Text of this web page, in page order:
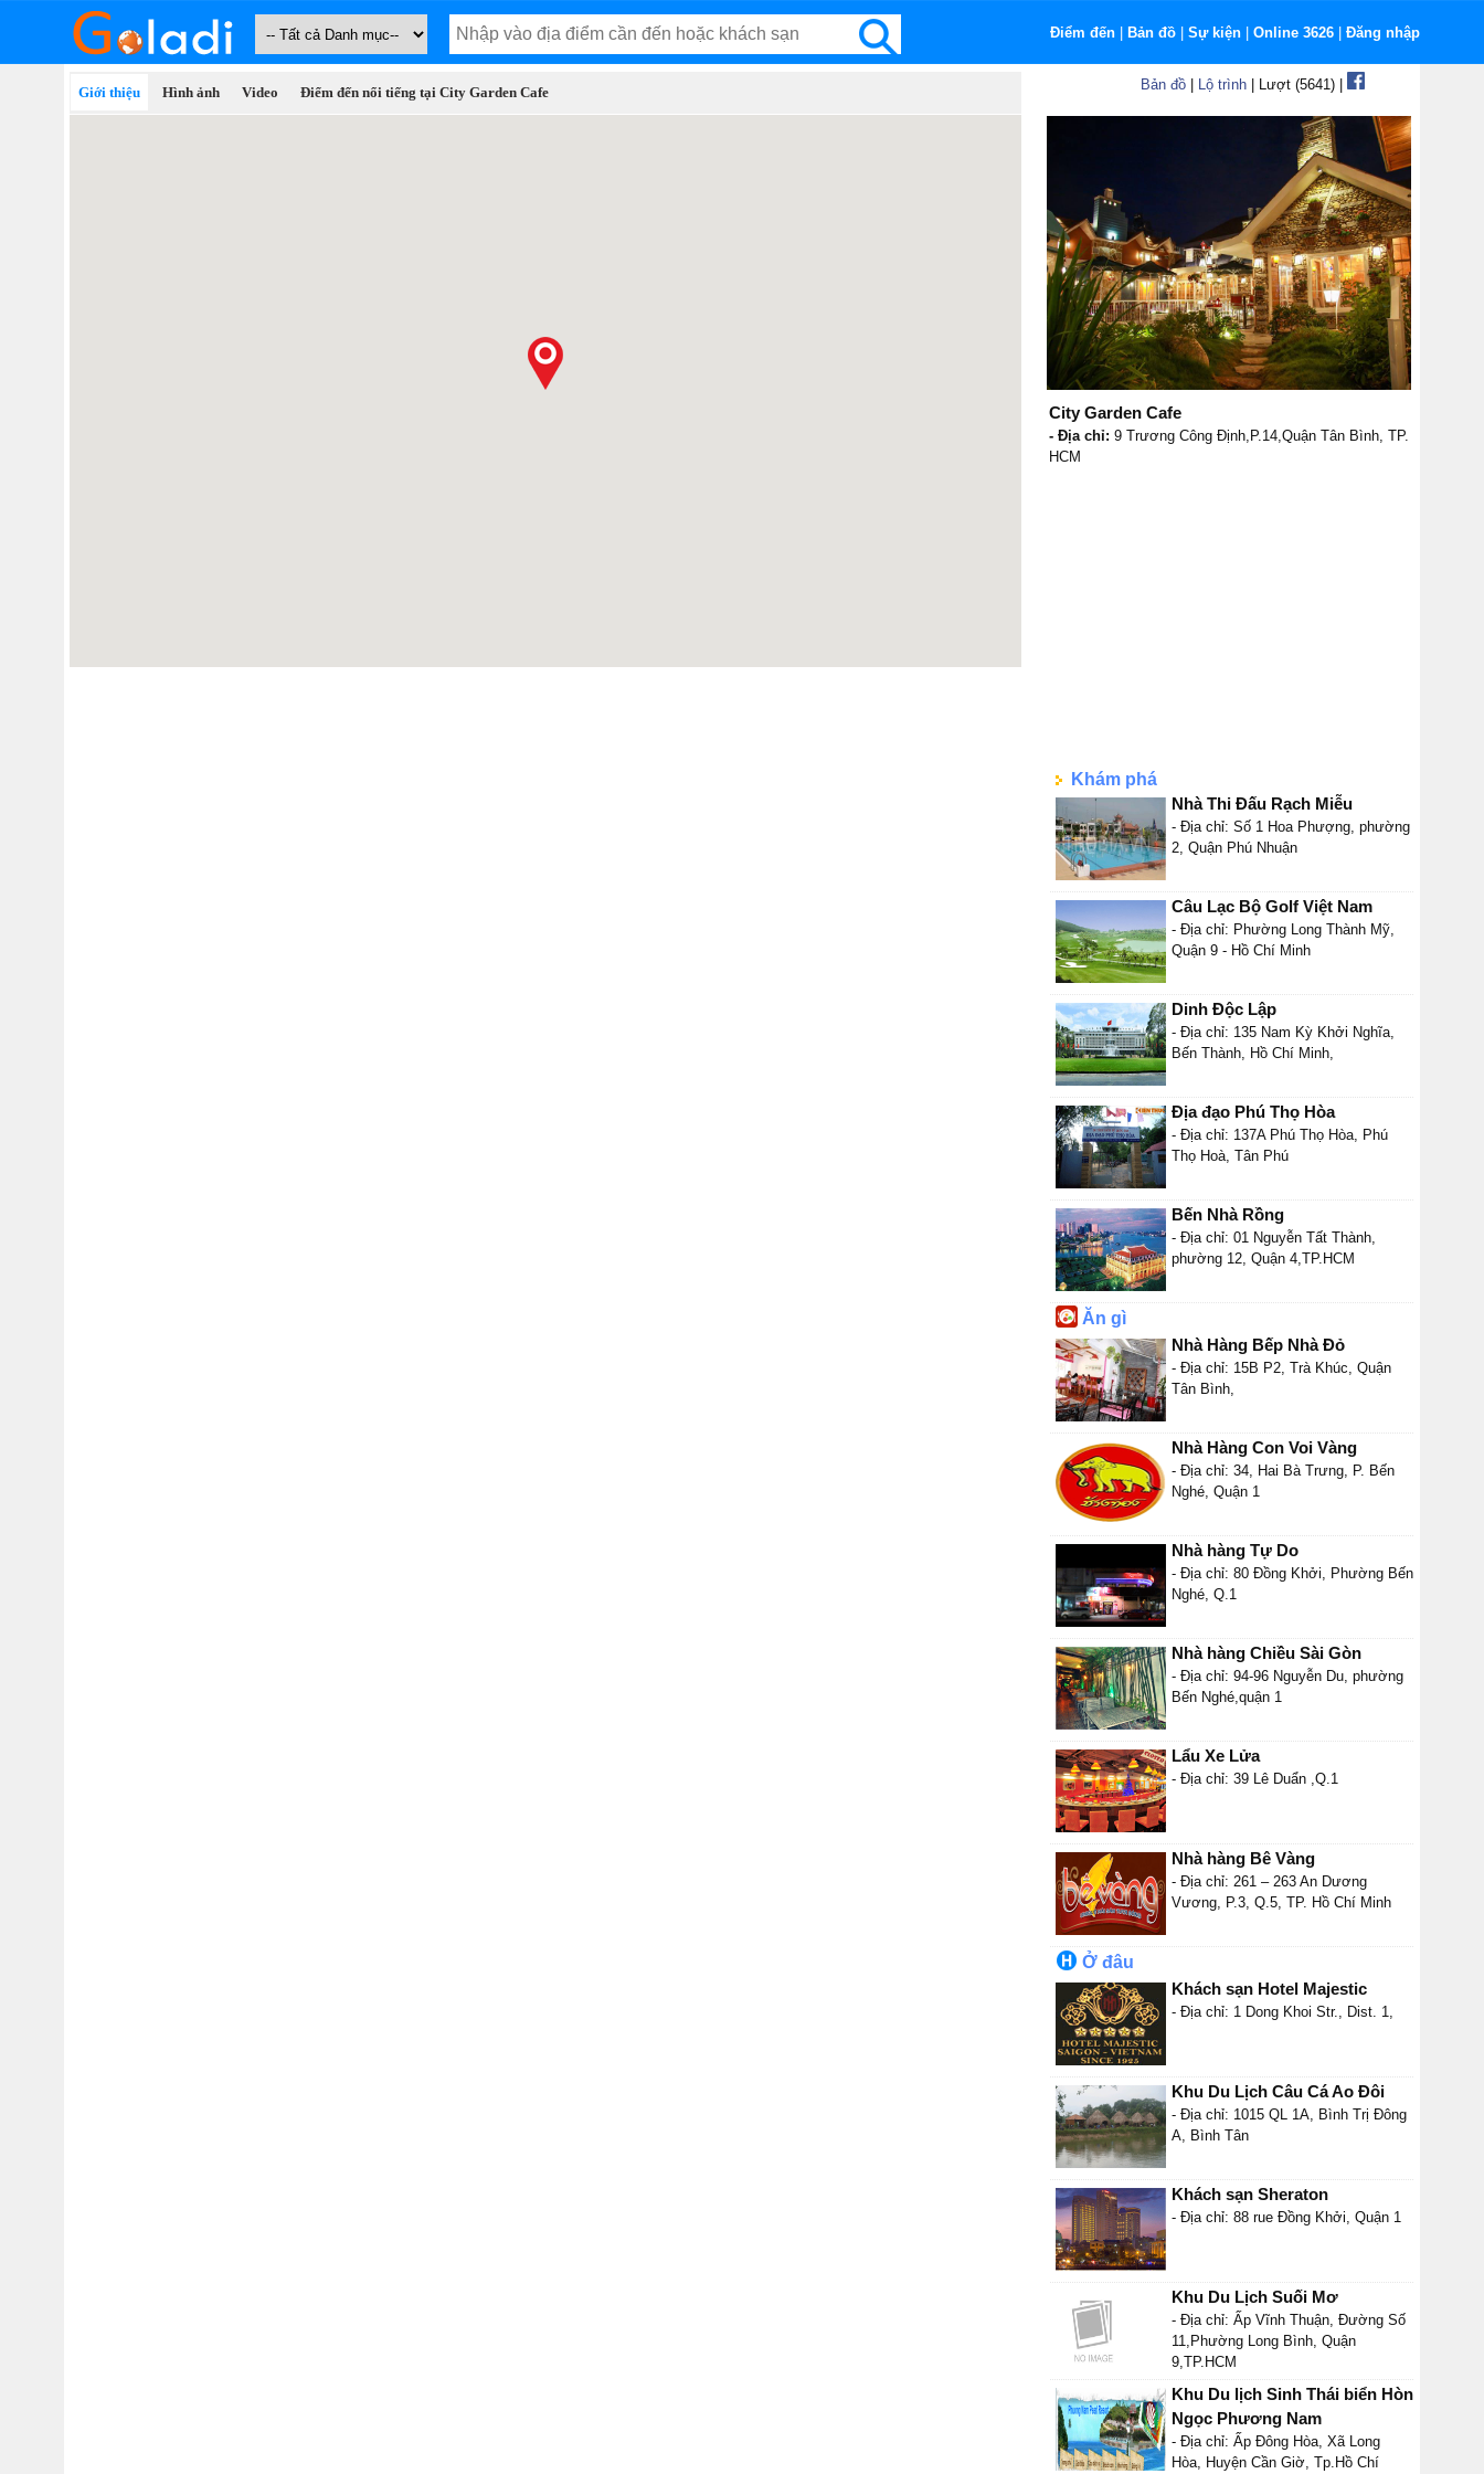
Điểm đến Bản đồ Sự kiện Online 3626 Đăng nhập
Giới thiệu Hình ảnh Video Điểm đến nổi tiếng tại City Garden Cafe Bản đồ| Lộ trình| Lượt (5641) |
City Garden Cafe
- Địa chỉ: 9 Trương Công Định,P.14,Quận Tân Bình, TP.
HCM
Khám phá
Nhà Thi Đấu Rạch Miễu
- Địa chỉ: Số 1 Hoa Phượng, phường
2, Quận Phú Nhuận
Câu Lạc Bộ Golf Việt Nam
- Địa chỉ: Phường Long Thành Mỹ,
Quận 9 - Hồ Chí Minh
Dinh Độc Lập
- Địa chỉ: 135 Nam Kỳ Khởi Nghĩa,
Bến Thành, Hồ Chí Minh,
Địa đạo Phú Thọ Hòa
- Địa chỉ: 137A Phú Thọ Hòa, Phú
Thọ Hoà, Tân Phú
Bến Nhà Rồng
- Địa chỉ: 01 Nguyễn Tất Thành,
phường 12, Quận 4,TP.HCM
Ăn gì
Nhà Hàng Bếp Nhà Đỏ
- Địa chỉ: 15B P2, Trà Khúc, Quận
Tân Bình,
Nhà Hàng Con Voi Vàng
- Địa chỉ: 34, Hai Bà Trưng, P. Bến
Nghé, Quận 1
Nhà hàng Tự Do
- Địa chỉ: 80 Đồng Khởi, Phường Bến
Nghé, Q.1
Nhà hàng Chiều Sài Gòn
- Địa chỉ: 94-96 Nguyễn Du, phường
Bến Nghé,quận 1
Lẩu Xe Lửa
- Địa chỉ: 39 Lê Duẩn ,Q.1
Nhà hàng Bê Vàng
- Địa chỉ: 261 – 263 An Dương
Vương, P.3, Q.5, TP. Hồ Chí Minh
Ở đâu
Khách sạn Hotel Majestic
- Địa chỉ: 1 Dong Khoi Str., Dist. 1,
Khu Du Lịch Câu Cá Ao Đôi
- Địa chỉ: 1015 QL 1A, Bình Trị Đông
A, Bình Tân
Khách sạn Sheraton
- Địa chỉ: 88 rue Đồng Khởi, Quận 1
Khu Du Lịch Suối Mơ
- Địa chỉ: Ấp Vĩnh Thuận, Đường Số
11,Phường Long Bình, Quận
9,TP.HCM
Khu Du lịch Sinh Thái biển Hòn
Ngọc Phương Nam
- Địa chỉ: Ấp Đông Hòa, Xã Long
Hòa, Huyện Cần Giờ, Tp.Hồ Chí